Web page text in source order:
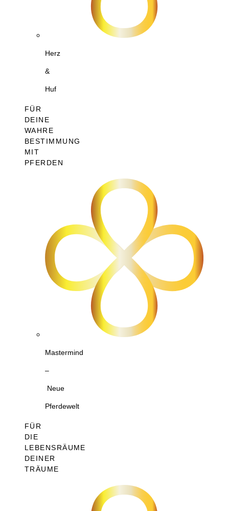
Herz
&
Huf
FÜR
DEINE
WAHRE
BESTIMMUNG
MIT
PFERDEN
Mastermind
–
Neue
Pferdewelt
FÜR
DIE
LEBENSRÄUME
DEINER
TRÄUME